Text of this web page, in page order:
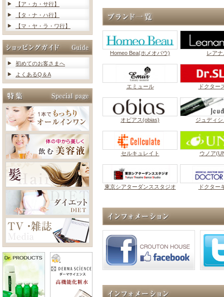
【ア・カ・サ行】
【タ・ナ・ハ行】
【マ・ヤ・ラ・ワ行】
初めてのお客さまへ
よくあるQ＆A
Homeo Bea(ホメオバウ) レアナ
エミュール ドクター
オビアス(obias) ジュディ
セルキュレイト ウノア
東京シアターダンススタジオ ドクター